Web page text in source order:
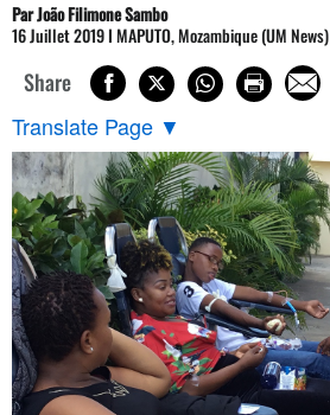
Par João Filimone Sambo
16 Juillet 2019 I MAPUTO, Mozambique (UM News)
Share
Translate Page ▼